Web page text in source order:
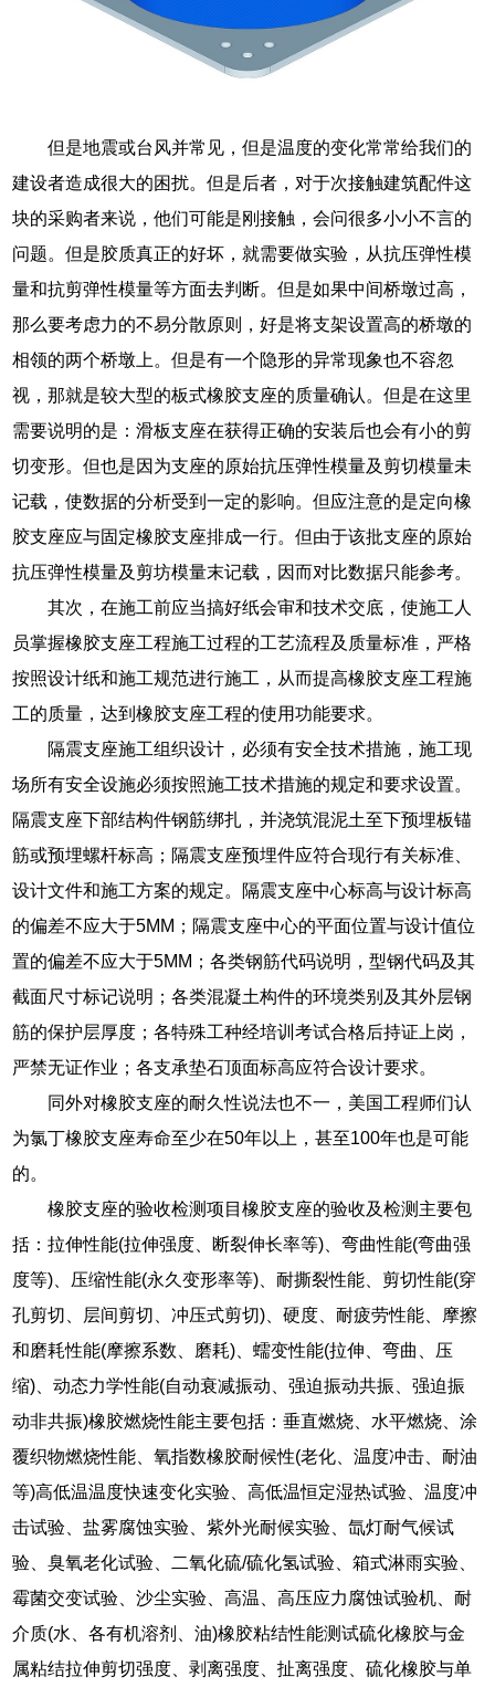
但是地震或台风并常见，但是温度的变化常常给我们的
建设者造成很大的困扰。但是后者，对于次接触建筑配件这
块的采购者来说，他们可能是刚接触，会问很多小小不言的
问题。但是胶质真正的好坏，就需要做实验，从抗压弹性模
量和抗剪弹性模量等方面去判断。但是如果中间桥墩过高，
那么要考虑力的不易分散原则，好是将支架设置高的桥墩的
相领的两个桥墩上。但是有一个隐形的异常现象也不容忽
视，那就是较大型的板式橡胶支座的质量确认。但是在这里
需要说明的是：滑板支座在获得正确的安装后也会有小的剪
切变形。但也是因为支座的原始抗压弹性模量及剪切模量未
记载，使数据的分析受到一定的影响。但应注意的是定向橡
胶支座应与固定橡胶支座排成一行。但由于该批支座的原始
抗压弹性模量及剪坊模量末记载，因而对比数据只能参考。
其次，在施工前应当搞好纸会审和技术交底，使施工人
员掌握橡胶支座工程施工过程的工艺流程及质量标准，严格
按照设计纸和施工规范进行施工，从而提高橡胶支座工程施
工的质量，达到橡胶支座工程的使用功能要求。
隔震支座施工组织设计，必须有安全技术措施，施工现
场所有安全设施必须按照施工技术措施的规定和要求设置。
隔震支座下部结构件钢筋绑扎，并浇筑混泥土至下预埋板锚
筋或预埋螺杆标高；隔震支座预埋件应符合现行有关标准、
设计文件和施工方案的规定。隔震支座中心标高与设计标高
的偏差不应大于5MM；隔震支座中心的平面位置与设计值位
置的偏差不应大于5MM；各类钢筋代码说明，型钢代码及其
截面尺寸标记说明；各类混凝土构件的环境类别及其外层钢
筋的保护层厚度；各特殊工种经培训考试合格后持证上岗，
严禁无证作业；各支承垫石顶面标高应符合设计要求。
同外对橡胶支座的耐久性说法也不一，美国工程师们认
为氯丁橡胶支座寿命至少在50年以上，甚至100年也是可能
的。
橡胶支座的验收检测项目橡胶支座的验收及检测主要包
括：拉伸性能(拉伸强度、断裂伸长率等)、弯曲性能(弯曲强
度等)、压缩性能(永久变形率等)、耐撕裂性能、剪切性能(穿
孔剪切、层间剪切、冲压式剪切)、硬度、耐疲劳性能、摩擦
和磨耗性能(摩擦系数、磨耗)、蠕变性能(拉伸、弯曲、压
缩)、动态力学性能(自动衰减振动、强迫振动共振、强迫振
动非共振)橡胶燃烧性能主要包括：垂直燃烧、水平燃烧、涂
覆织物燃烧性能、氧指数橡胶耐候性(老化、温度冲击、耐油
等)高低温温度快速变化实验、高低温恒定湿热试验、温度冲
击试验、盐雾腐蚀实验、紫外光耐候实验、氙灯耐气候试
验、臭氧老化试验、二氧化硫/硫化氢试验、箱式淋雨实验、
霉菌交变试验、沙尘实验、高温、高压应力腐蚀试验机、耐
介质(水、各有机溶剂、油)橡胶粘结性能测试硫化橡胶与金
属粘结拉伸剪切强度、剥离强度、扯离强度、硫化橡胶与单